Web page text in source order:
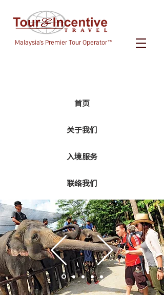
Malaysia's Premier Tour Operator™
首页
关于我们
入境服务
联络我们